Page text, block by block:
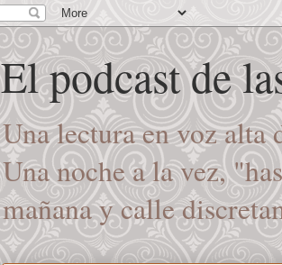
El podcast de
Una lectura en voz alta
Una noche a la vez,
mañana y calle